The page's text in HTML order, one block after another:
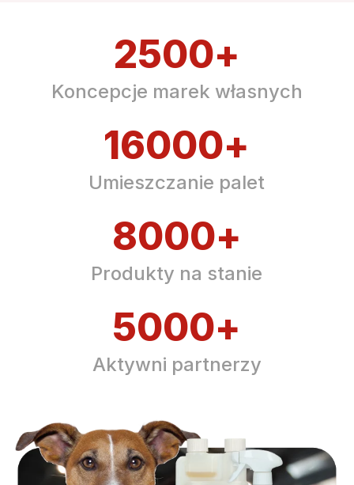
2500+
Koncepcje marek własnych
16000+
Umieszczanie palet
8000+
Produkty na stanie
5000+
Aktywni partnerzy